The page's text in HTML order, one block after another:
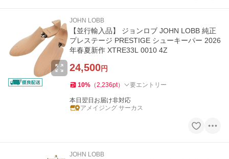
JOHN LOBB
【並行輸入品】 ジョンロブ JOHN LOBB 純正
プレステージ PRESTIGE シューキーパー 2026
年春夏新作 XTRE33L 0010 4Z
24,500円
10% （2,236pt） 要エントリー
本日翌日お届け非対応
アメイジング サーカス
JOHN LOBB